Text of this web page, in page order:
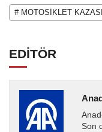
# MOTOSİKLET KAZASI
EDİTÖR
Son